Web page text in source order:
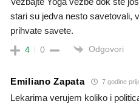
stari su jedva nesto savetovali,
prihvate savete.
4 0 Odgovori
Emiliano Zapata 7 godine
Lekarima verujem koliko i